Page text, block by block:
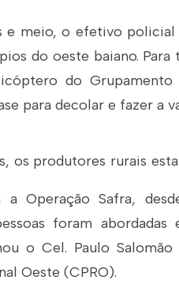
e meio, o efetivo
do oeste baiano.
do
para decolar e fazer a
os produtores rurais
a Operação Safra,
foram
o Cel. Paulo Salomão
Oeste (CPRO).